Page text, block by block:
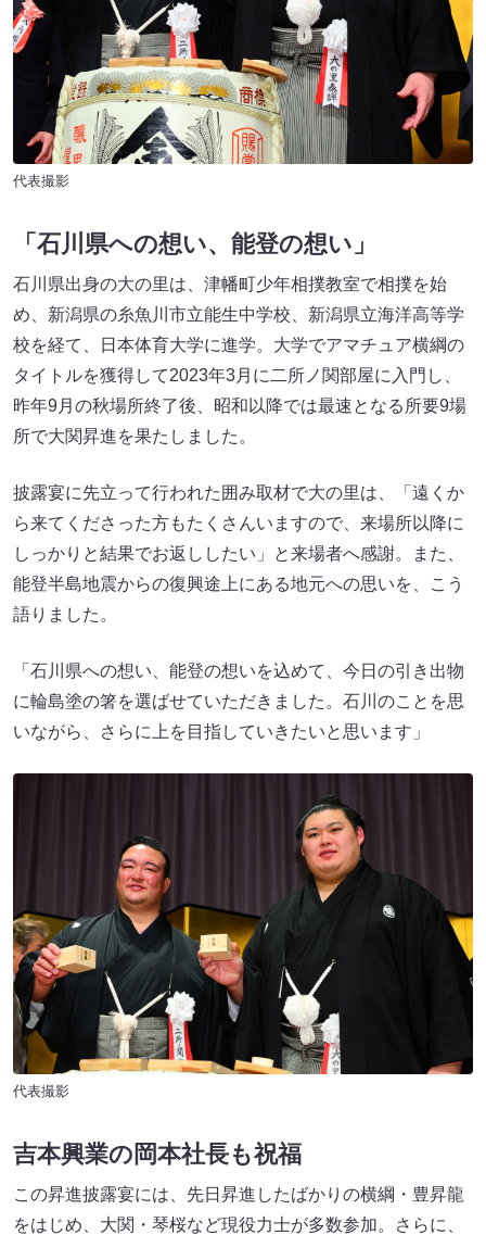
代表撮影
「石川県への想い、能登の想い」
石川県出身の大の里は、津幡町少年相撲教室で相撲を始
め、新潟県の糸魚川市立能生中学校、新潟県立海洋高等学
校を経て、日本体育大学に進学。大学でアマチュア横綱の
タイトルを獲得して2023年3月に二所ノ関部屋に入門し、
昨年9月の秋場所終了後、昭和以降では最速となる所要9場
所で大関昇進を果たしました。
披露宴に先立って行われた囲み取材で大の里は、「遠くか
ら来てくださった方もたくさんいますので、来場所以降に
しっかりと結果でお返ししたい」と来場者へ感謝。また、
能登半島地震からの復興途上にある地元への思いを、こう
語りました。
「石川県への想い、能登の想いを込めて、今日の引き出物
に輪島塗の箸を選ばせていただきました。石川のことを思
いながら、さらに上を目指していきたいと思います」
代表撮影
吉本興業の岡本社長も祝福
この昇進披露宴には、先日昇進したばかりの横綱・豊昇龍
をはじめ、大関・琴桜など現役力士が多数参加。さらに、